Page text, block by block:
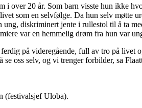
i over 20 år. Som barn visste hun ikke
som en selvfølge. Da hun selv møtte
diskriminert jente i rullestol til å ta
var en hemmelig drøm fra hun var
på videregående, full av tro på livet
se oss selv, og vi trenger forbilder, sa
(festivalsjef Uloba).